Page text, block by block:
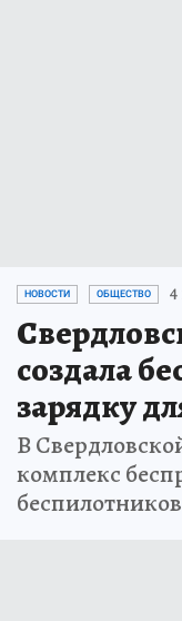
НОВОСТИ ОБЩЕСТВО
создала
зарядку
В
комплекс
беспилотников